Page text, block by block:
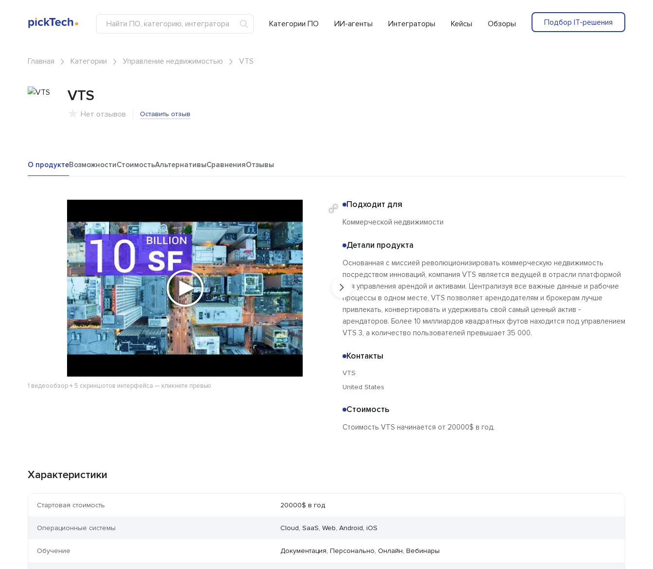
Категории ПО ИИ-агенты Интеграторы Кейсы Обзоры Подбор IT-решения
Главная Категории Управление недвижимостью VTS
VTS
Нет отзывов Оставить отзыв
О продуктеВозможностиСтоимостьАльтернативыСравненияОтзывы
1 видеообзор + 5 скриншотов интерфейса — кликните превью
Подходит для
Коммерческой недвижимости
Детали продукта
Основанная с миссией революционизировать коммерческую недвижимость
посредством инноваций, компания VTS является ведущей в отрасли платформой
для управления арендой и активами. Централизуя все важные данные и рабочие
процессы в одном месте, VTS позволяет арендодателям и брокерам лучше
привлекать, конвертировать и удерживать свой самый ценный актив -
арендаторов. Более 10 миллиардов квадратных футов находится под управлением
VTS 3, а количество пользователей превышает 35 000.
Контакты
VTS
United States
Стоимость
Стоимость VTS начинается от 20000$ в год.
Характеристики
Стартовая стоимость 20000$ в год
Операционные системы Cloud, SaaS, Web, Android, iOS
Обучение Документация, Персонально, Онлайн, Вебинары